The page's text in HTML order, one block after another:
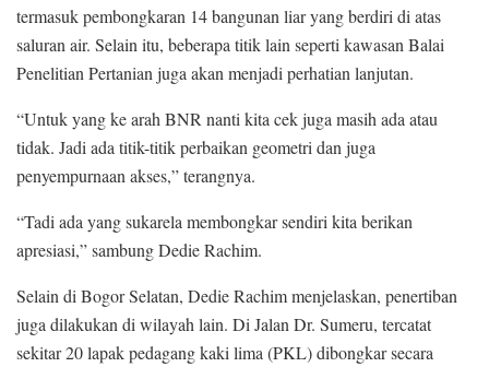
termasuk pembongkaran 14 bangunan liar yang berdiri di atas
saluran air. Selain itu, beberapa titik lain seperti kawasan Balai
Penelitian Pertanian juga akan menjadi perhatian lanjutan.
“Untuk yang ke arah BNR nanti kita cek juga masih ada atau
tidak. Jadi ada titik-titik perbaikan geometri dan juga
penyempurnaan akses,” terangnya.
“Tadi ada yang sukarela membongkar sendiri kita berikan
apresiasi,” sambung Dedie Rachim.
Selain di Bogor Selatan, Dedie Rachim menjelaskan, penertiban
juga dilakukan di wilayah lain. Di Jalan Dr. Sumeru, tercatat
sekitar 20 lapak pedagang kaki lima (PKL) dibongkar secara